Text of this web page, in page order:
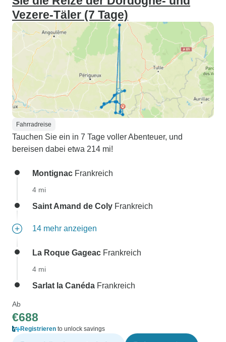
Vezere-Täler (7 Tage)
Fahrradreise
Tauchen Sie ein in 7 Tage voller Abenteuer, und
bereisen dabei etwa 214 mi!
Montignac Frankreich
4 mi
Saint Amand de Coly Frankreich
14 mehr anzeigen
La Roque Gageac Frankreich
4 mi
Sarlat la Canéda Frankreich
Ab
€688
Registrieren to unlock savings